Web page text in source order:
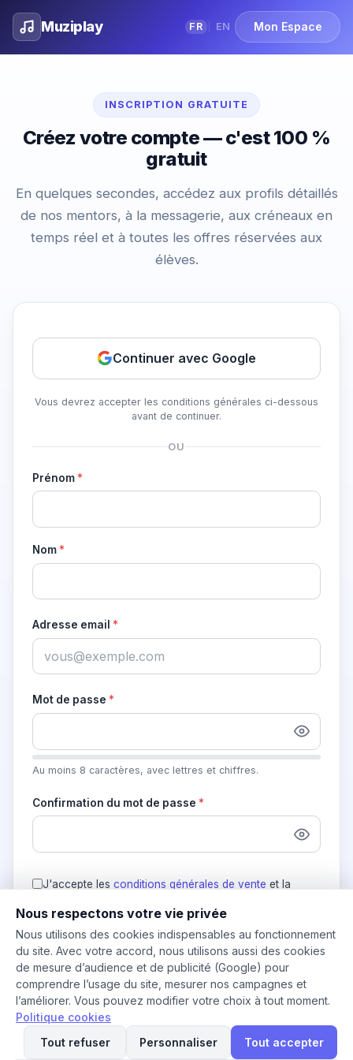
Muziplay FR | EN Mon Espace
INSCRIPTION GRATUITE
Créez votre compte — c'est 100 %
gratuit
En quelques secondes, accédez aux profils détaillés
de nos mentors, à la messagerie, aux créneaux en
temps réel et à toutes les offres réservées aux
élèves.
Continuer avec Google
Vous devrez accepter les conditions générales ci-dessous
avant de continuer.
OU
Prénom *
Nom *
Adresse email *
Mot de passe *
Au moins 8 caractères, avec lettres et chiffres.
Confirmation du mot de passe *
J'accepte les conditions générales de vente et la
Je souhaite recevoir les actualités musicales et les
bons plans Muziplay (optionnel).
Créer mon compte gratuit
Vous avez déjà un compte ?Se connecter
Nous respectons votre vie privée
Nous utilisons des cookies indispensables au fonctionnement
du site. Avec votre accord, nous utilisons aussi des cookies
de mesure d’audience et de publicité (Google) pour
comprendre l’usage du site, mesurer nos campagnes et
l’améliorer. Vous pouvez modifier votre choix à tout moment.
Politique cookies
Tout refuser
Personnaliser Tout accepter